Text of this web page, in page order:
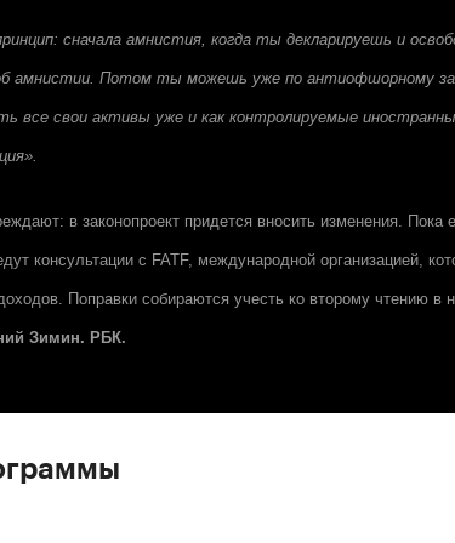
сначала амнистия, когда ты декларируешь и
амнистии. Потом ты можешь уже по антиофшорному
все свои активы уже и как контролируемые
в законопроект придется вносить изменения. Пока
консультации с FATF, международной организацией,
Поправки собираются учесть ко второму чтению в
Зимин. РБК.